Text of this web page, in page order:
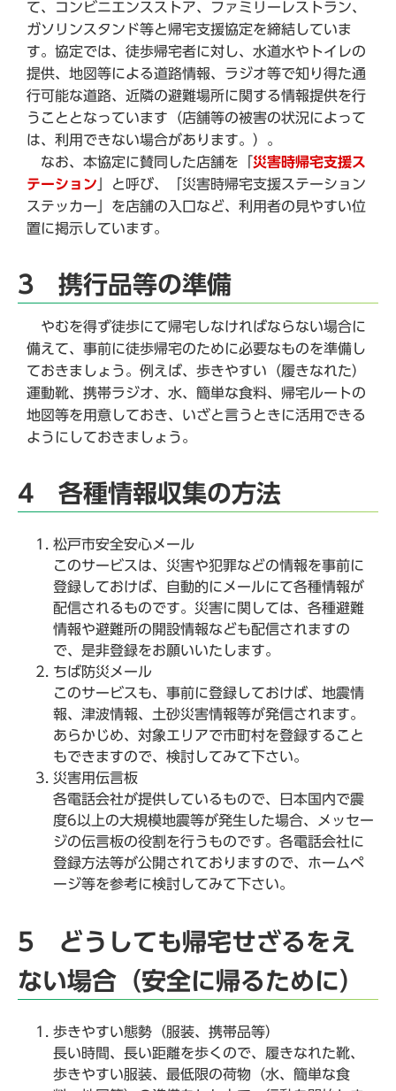
て、コンビニエンスストア、ファミリーレストラン、
ガソリンスタンド等と帰宅支援協定を締結していま
す。協定では、徒歩帰宅者に対し、水道水やトイレの
提供、地図等による道路情報、ラジオ等で知り得た通
行可能な道路、近隣の避難場所に関する情報提供を行
うこととなっています（店舗等の被害の状況によって
は、利用できない場合があります。）。
なお、本協定に賛同した店舗を「 災害時帰宅支援ス
テーション 」と呼び、「災害時帰宅支援ステーション
ステッカー」を店舗の入口など、利用者の見やすい位
置に掲示しています。
3 携行品等の準備
やむを得ず徒歩にて帰宅しなければならない場合に
備えて、事前に徒歩帰宅のために必要なものを準備し
ておきましょう。例えば、歩きやすい（履きなれた）
運動靴、携帯ラジオ、水、簡単な食料、帰宅ルートの
地図等を用意しておき、いざと言うときに活用できる
ようにしておきましょう。
4 各種情報収集の方法
松戸市安全安心メール
このサービスは、災害や犯罪などの情報を事前に
登録しておけば、自動的にメールにて各種情報が
配信されるものです。災害に関しては、各種避難
情報や避難所の開設情報なども配信されますの
で、是非登録をお願いいたします。
ちば防災メール
このサービスも、事前に登録しておけば、地震情
報、津波情報、土砂災害情報等が発信されます。
あらかじめ、対象エリアで市町村を登録すること
もできますので、検討してみて下さい。
災害用伝言板
各電話会社が提供しているもので、日本国内で震
度6以上の大規模地震等が発生した場合、メッセー
ジの伝言板の役割を行うものです。各電話会社に
登録方法等が公開されておりますので、ホームペ
ージ等を参考に検討してみて下さい。
5 どうしても帰宅せざるをえ
ない場合（安全に帰るために）
歩きやすい態勢（服装、携帯品等）
長い時間、長い距離を歩くので、履きなれた靴、
歩きやすい服装、最低限の荷物（水、簡単な食